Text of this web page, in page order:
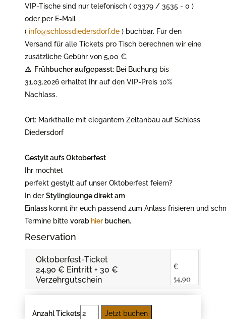
VIP-Tische sind nur telefonisch ( 03379 / 3535 - 0 )
oder per E-Mail
( info@schlossdiedersdorf.de ) buchbar. Für den
Versand für alle Tickets pro Tisch berechnen wir eine
zusätzliche Gebühr von 5,00 €.
⚠️ Frühbucher aufgepasst: Bei Buchung bis
31.03.2026 erhaltet Ihr auf den VIP-Preis 10%
Nachlass.
Ort: Markthalle mit elegantem Zeltanbau auf Schloss
Diedersdorf
Gestylt aufs Oktoberfest
Ihr möchtet
perfekt gestylt auf unser Oktoberfest feiern?
In der Stylinglounge direkt am
Einlass könnt ihr euch passend zum Anlass frisieren und
Termine bitte vorab hier buchen.
Reservation
Oktoberfest-Ticket
24,90 € Eintritt + 30 €
Verzehrgutschein
€
54,90
Anzahl Tickets